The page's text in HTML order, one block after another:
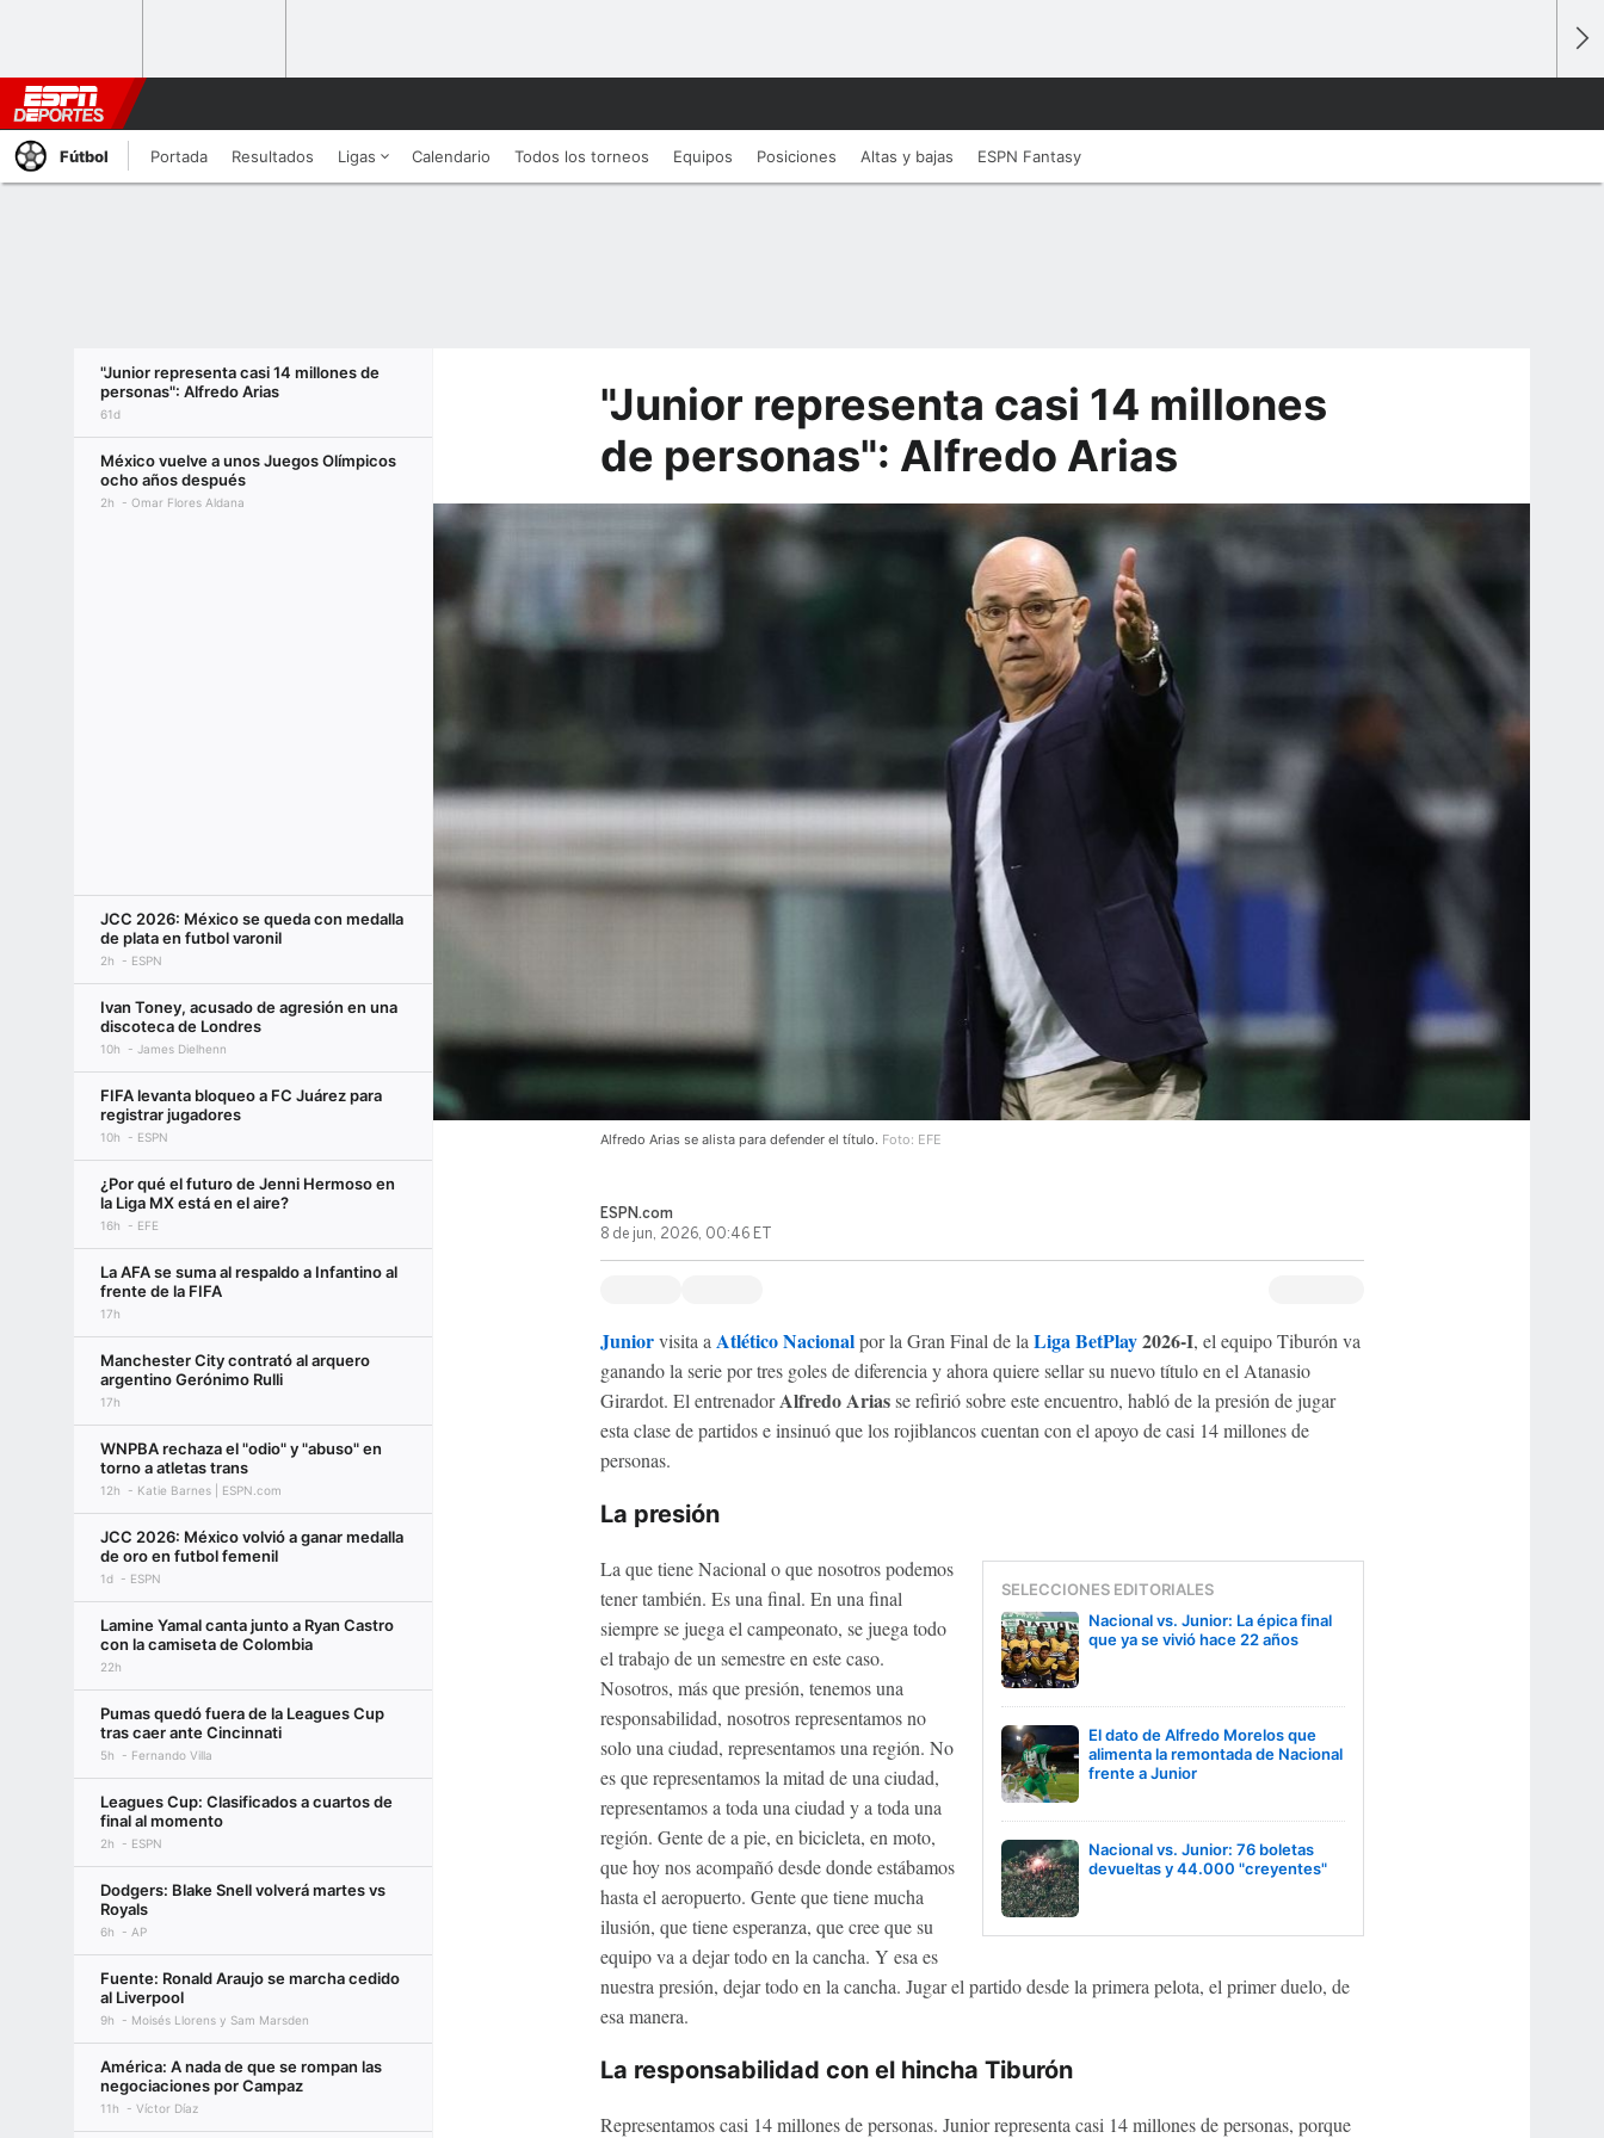
Fútbol Portada Resultados Ligas Calendario Todos los torneos Equipos Posiciones Altas y bajas ESPN Fantasy
"Junior representa casi 14 millones de
personas": Alfredo Arias
61d
México vuelve a unos Juegos Olímpicos
ocho años después
2h Omar Flores Aldana
JCC 2026: México se queda con medalla
de plata en futbol varonil
2h ESPN
Ivan Toney, acusado de agresión en una
discoteca de Londres
10h James Dielhenn
FIFA levanta bloqueo a FC Juárez para
registrar jugadores
10h ESPN
¿Por qué el futuro de Jenni Hermoso en
la Liga MX está en el aire?
16h EFE
La AFA se suma al respaldo a Infantino al
frente de la FIFA
17h
Manchester City contrató al arquero
argentino Gerónimo Rulli
17h
WNPBA rechaza el "odio" y "abuso" en
torno a atletas trans
12h Katie Barnes | ESPN.com
JCC 2026: México volvió a ganar medalla
de oro en futbol femenil
1d ESPN
Lamine Yamal canta junto a Ryan Castro
con la camiseta de Colombia
22h
Pumas quedó fuera de la Leagues Cup
tras caer ante Cincinnati
5h Fernando Villa
Leagues Cup: Clasificados a cuartos de
final al momento
2h ESPN
Dodgers: Blake Snell volverá martes vs
Royals
6h AP
Fuente: Ronald Araujo se marcha cedido
al Liverpool
9h Moisés Llorens y Sam Marsden
América: A nada de que se rompan las
negociaciones por Campaz
11h Víctor Díaz
"Junior representa casi 14 millones
de personas": Alfredo Arias
Alfredo Arias se alista para defender el título. Foto: EFE
ESPN.com
8 de jun, 2026, 00:46 ET
Juniorvisita a Atlético Nacionalpor la Gran Final de la Liga BetPlay2026-I, el equipo Tiburón va
ganando la serie por tres goles de diferencia y ahora quiere sellar su nuevo título en el Atanasio
Girardot. El entrenadorAlfredo Ariasse refirió sobre este encuentro, habló de la presión de jugar
esta clase de partidos e insinuó que los rojiblancos cuentan con el apoyo de casi 14 millones de
personas.
La presión
SELECCIONES EDITORIALES
Nacional vs. Junior: La épica final
que ya se vivió hace 22 años
El dato de Alfredo Morelos que
alimenta la remontada de Nacional
frente a Junior
Nacional vs. Junior: 76 boletas
devueltas y 44.000 "creyentes"
La que tiene Nacional o que nosotros podemos
tener también. Es una final. En una final
siempre se juega el campeonato, se juega todo
el trabajo de un semestre en este caso.
Nosotros, más que presión, tenemos una
responsabilidad, nosotros representamos no
solo una ciudad, representamos una región. No
es que representamos la mitad de una ciudad,
representamos a toda una ciudad y a toda una
región. Gente de a pie, en bicicleta, en moto,
que hoy nos acompañó desde donde estábamos
hasta el aeropuerto. Gente que tiene mucha
ilusión, que tiene esperanza, que cree que su
equipo va a dejar todo en la cancha. Y esa es
nuestra presión, dejar todo en la cancha. Jugar el partido desde la primera pelota, el primer duelo, de
esa manera.
La responsabilidad con el hincha Tiburón
Representamos casi 14 millones de personas. Junior representa casi 14 millones de personas, porque